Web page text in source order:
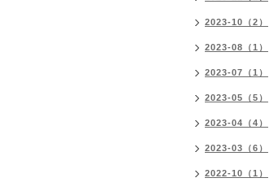
2023-10（2）
2023-08（1）
2023-07（1）
2023-05（5）
2023-04（4）
2023-03（6）
2022-10（1）